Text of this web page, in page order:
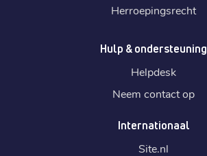
Herroepingsrecht
Hulp & ondersteuning
Helpdesk
Neem contact op
Internationaal
Site.nl